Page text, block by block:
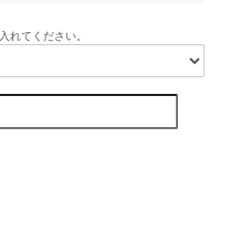
れてください。